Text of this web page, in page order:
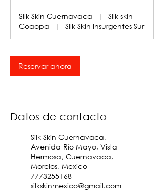
Silk Skin Cuernavaca |
Silk skin
Coaopa
| Silk Skin Insurgentes Sur
Reservar ahora
Datos de contacto
Silk Skin Cuernavaca,
Avenida Río Mayo, Vista
Hermosa, Cuernavaca,
Morelos, Mexico
7773255168
silkskinmexico@gmail.com